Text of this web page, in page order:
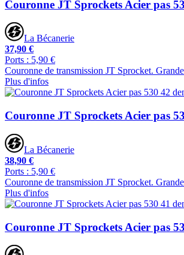
Couronne JT Sprockets Acier pas
La Bécanerie
37,90 €
Ports : 5,90 €
Couronne de transmission JT Sprocket.
Plus d'infos
Couronne JT Sprockets Acier pas
La Bécanerie
38,90 €
Ports : 5,90 €
Couronne de transmission JT Sprocket.
Plus d'infos
Couronne JT Sprockets Acier pas